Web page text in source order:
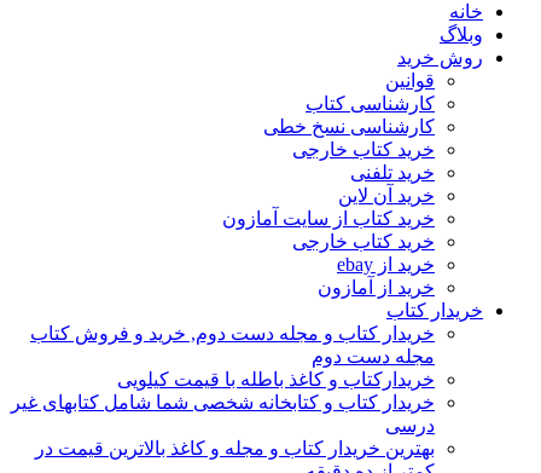
خانه
وبلاگ
روش خرید
قوانین
کارشناسی کتاب
کارشناسی نسخ خطی
خرید کتاب خارجی
خرید تلفنی
خرید آن لاین
خرید کتاب از سایت آمازون
خرید کتاب خارجی
خرید از ebay
خرید از آمازون
خریدار کتاب
خریدار کتاب و مجله دست دوم, خرید و فروش کتاب
مجله دست دوم
خریدارکتاب و کاغذ باطله با قیمت کیلویی
خریدار کتاب و کتابخانه شخصی شما شامل کتابهای غیر
درسی
بهترین خریدار کتاب و مجله و کاغذ بالاترین قیمت در